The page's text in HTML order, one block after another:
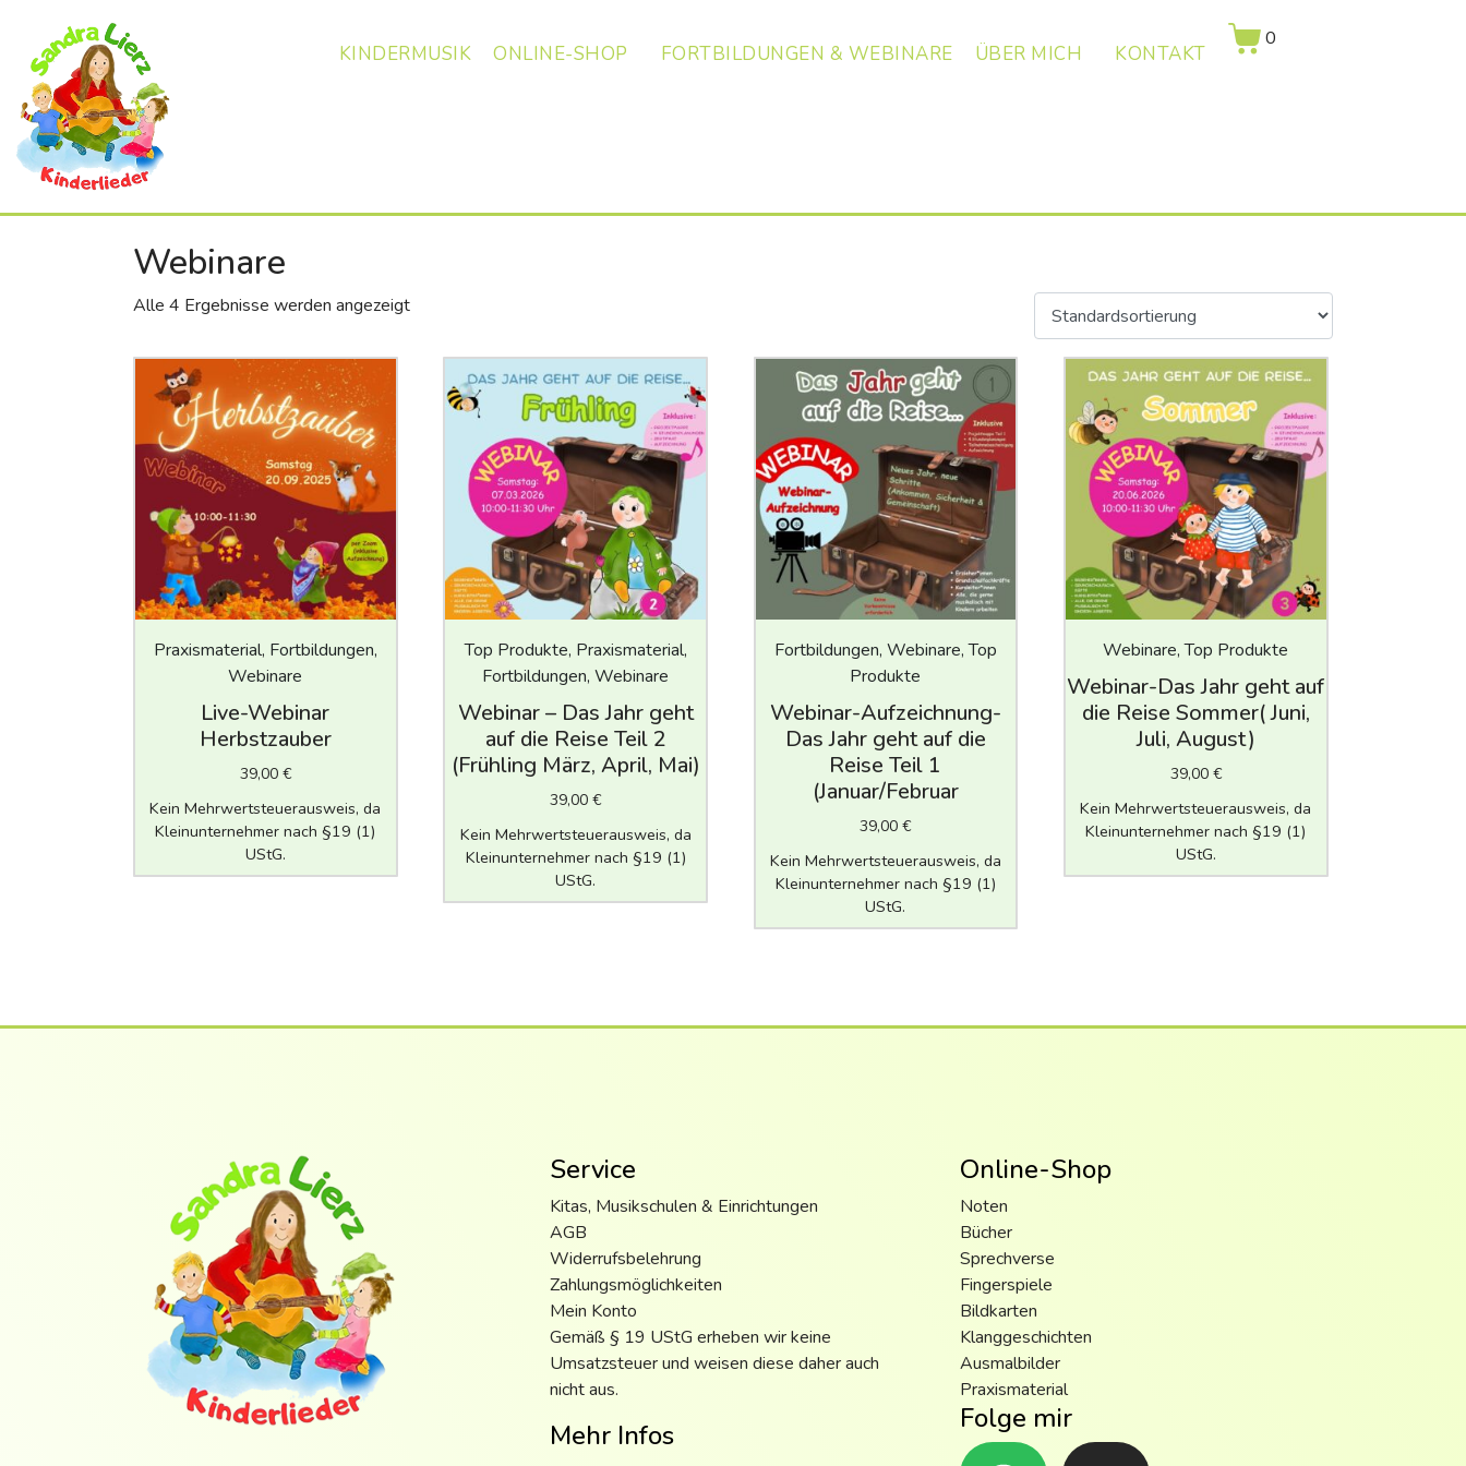
KINDERMUSIK ONLINE-SHOP FORTBILDUNGEN & WEBINARE ÜBER MICH KONTAKT
0
Webinare
Alle 4 Ergebnisse werden angezeigt
Praxismaterial, Fortbildungen,
Webinare
Live-Webinar
Herbstzauber
39,00 €
Kein Mehrwertsteuerausweis, da
Kleinunternehmer nach §19 (1)
UStG.
Top Produkte, Praxismaterial,
Fortbildungen, Webinare
Webinar – Das Jahr geht
auf die Reise Teil 2
(Frühling März, April, Mai)
39,00€
Kein Mehrwertsteuerausweis, da
Kleinunternehmer nach §19 (1)
UStG.
Fortbildungen, Webinare, Top
Produkte
Webinar-Aufzeichnung-
Das Jahr geht auf die
Reise Teil 1
(Januar/Februar
39,00€
Kein Mehrwertsteuerausweis, da
Kleinunternehmer nach §19 (1)
UStG.
Webinare, Top Produkte
Webinar-Das Jahr geht auf
die Reise Sommer( Juni,
Juli, August)
39,00 €
Kein Mehrwertsteuerausweis, da
Kleinunternehmer nach §19 (1)
UStG.
Service
Kitas, Musikschulen & Einrichtungen
AGB
Widerrufsbelehrung
Zahlungsmöglichkeiten
Mein Konto
Gemäß § 19 UStG erheben wir keine
Umsatzsteuer und weisen diese daher auch
nicht aus.
Mehr Infos
Online-Shop
Noten
Bücher
Sprechverse
Fingerspiele
Bildkarten
Klanggeschichten
Ausmalbilder
Praxismaterial
Folge mir